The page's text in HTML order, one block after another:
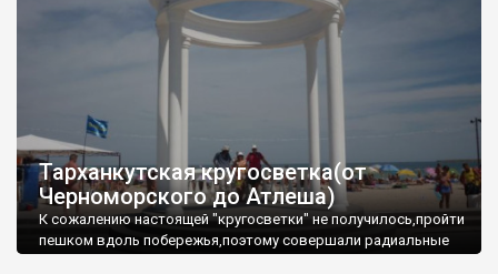
Тарханкутская кругосветка(от
Черноморского до Атлеша)
К сожалению настоящей "кругосветки" не получилось,пройти
пешком вдоль побережья,поэтому совершали радиальные